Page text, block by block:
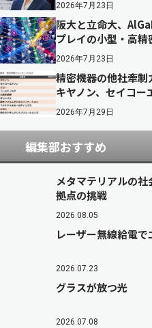
2026年7月23日
阪大と立命大、
プレイの小型・高精
2026年7月23日
精密機器の他社牽
キヤノン、セイコー
2026年7月29日
編集部おすすめ
メタマテリアルの
拠点の挑戦
2026.08.05
レーザー無線給電
2026.07.23
グラスが放つ光
2026.07.08